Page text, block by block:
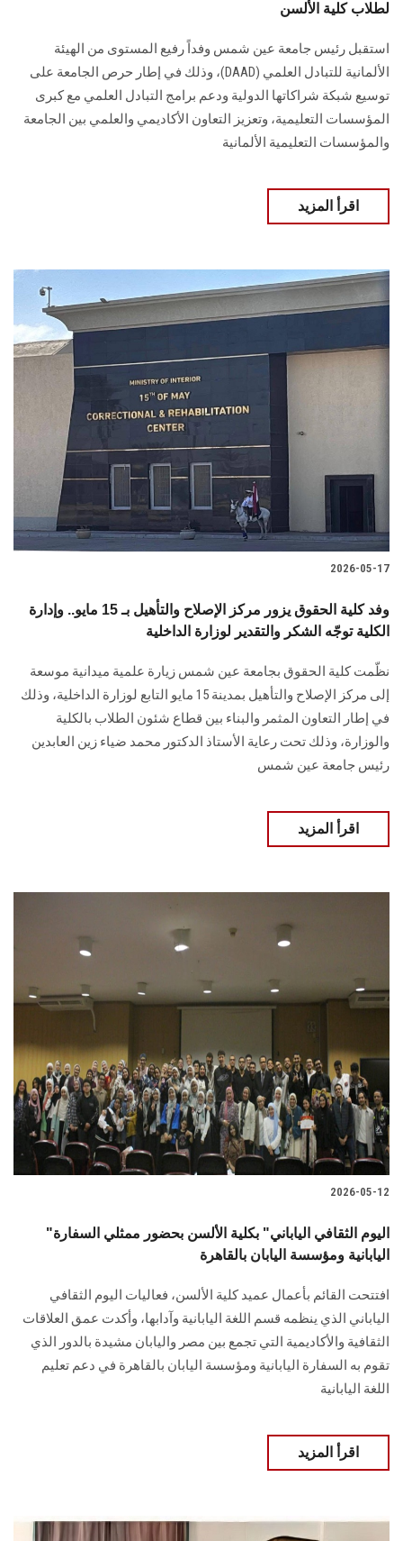
لطلاب كلية الألسن
استقبل رئيس جامعة عين شمس وفداً رفيع المستوى من الهيئة
الألمانية للتبادل العلمي (DAAD)، وذلك في إطار حرص الجامعة على
توسيع شبكة شراكاتها الدولية ودعم برامج التبادل العلمي مع كبرى
المؤسسات التعليمية، وتعزيز التعاون الأكاديمي والعلمي بين الجامعة
والمؤسسات التعليمية الألمانية
اقرأ المزيد
2026-05-17
وفد كلية الحقوق يزور مركز الإصلاح والتأهيل بـ 15 مايو.. وإدارة
الكلية توجّه الشكر والتقدير لوزارة الداخلية
نظّمت كلية الحقوق بجامعة عين شمس زيارة علمية ميدانية موسعة
إلى مركز الإصلاح والتأهيل بمدينة 15 مايو التابع لوزارة الداخلية، وذلك
في إطار التعاون المثمر والبناء بين قطاع شئون الطلاب بالكلية
والوزارة، وذلك تحت رعاية الأستاذ الدكتور محمد ضياء زين العابدين
رئيس جامعة عين شمس
اقرأ المزيد
2026-05-12
"اليوم الثقافي الياباني" بكلية الألسن بحضور ممثلي السفارة
اليابانية ومؤسسة اليابان بالقاهرة
افتتحت القائم بأعمال عميد كلية الألسن، فعاليات اليوم الثقافي
الياباني الذي ينظمه قسم اللغة اليابانية وآدابها، وأكدت عمق العلاقات
الثقافية والأكاديمية التي تجمع بين مصر واليابان مشيدة بالدور الذي
تقوم به السفارة اليابانية ومؤسسة اليابان بالقاهرة في دعم تعليم
اللغة اليابانية
اقرأ المزيد